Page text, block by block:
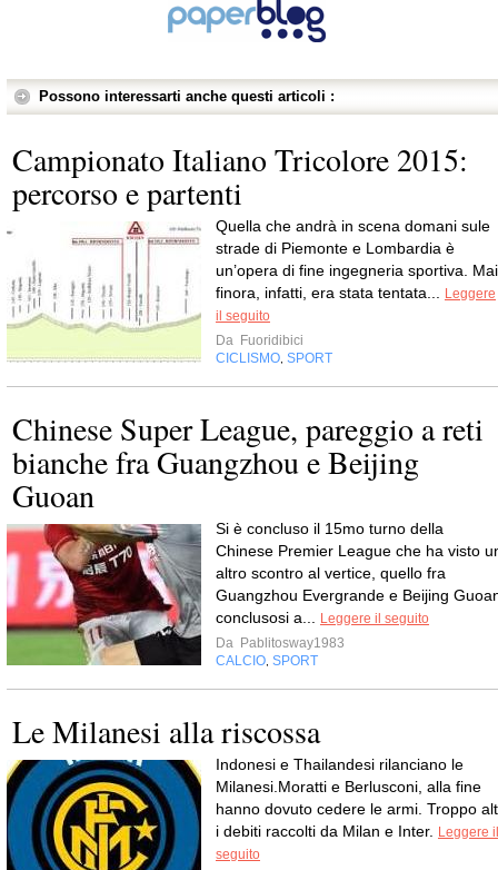
Possono interessarti anche questi articoli :
Campionato Italiano Tricolore 2015:
percorso e partenti
Quella che andrà in scena domani sule
strade di Piemonte e Lombardia è
un’opera di fine ingegneria sportiva. Mai
finora, infatti, era stata tentata...
Leggere
il seguito
Da Fuoridibici
CICLISMO SPORT
Chinese Super League, pareggio a reti
bianche fra Guangzhou e Beijing
Guoan
Si è concluso il 15mo turno della
Chinese Premier League che ha visto
altro scontro al vertice, quello fra
Guangzhou Evergrande e Beijing
conclusosi a...
Leggere il seguito
Da Pablitosway1983
CALCIO SPORT
Le Milanesi alla riscossa
Indonesi e Thailandesi rilanciano le
Milanesi.Moratti e Berlusconi, alla fine
hanno dovuto cedere le armi. Troppo
i debiti raccolti da Milan e Inter.
Leggere il
seguito